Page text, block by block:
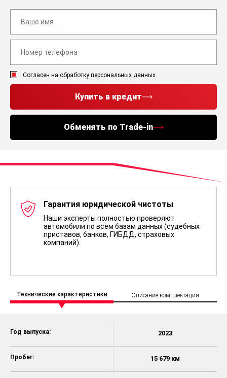
Согласен на обработку персональных данных
Купить в кредит
Обменять по Trade-in
Гарантия юридической чистоты
Наши эксперты полностью проверяют
автомобили по всем базам данных (судебных
приставов, банков, ГИБДД, страховых
компаний).
Технические характеристики Описание комплектации
Год выпуска:
Пробег:
2023
15 679 км